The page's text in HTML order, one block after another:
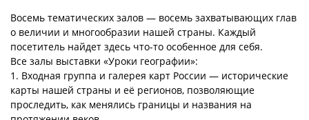
Восемь тематических залов — восемь захватывающих глав
о величии и многообразии нашей страны. Каждый
посетитель найдет здесь что-то особенное для себя.
Все залы выставки «Уроки географии»:
1. Входная группа и галерея карт России — исторические
карты нашей страны и её регионов, позволяющие
проследить, как менялись границы и названия на